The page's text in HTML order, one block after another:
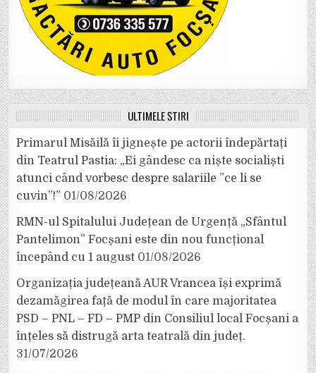
ULTIMELE ȘTIRI
Primarul Misăilă îi jignește pe actorii îndepărtați
din Teatrul Pastia: „Ei gândesc ca niște socialiști
atunci când vorbesc despre salariile ”ce li se
cuvin”!” 01/08/2026
RMN-ul Spitalului Județean de Urgență „Sfântul
Pantelimon” Focșani este din nou funcțional
începând cu 1 august 01/08/2026
Organizația județeană AUR Vrancea își exprimă
dezamăgirea față de modul în care majoritatea
PSD – PNL – FD – PMP din Consiliul local Focșani a
înțeles să distrugă arta teatrală din județ.
31/07/2026